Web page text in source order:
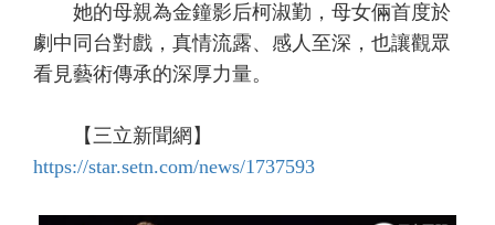
她的母親為金鐘影后柯淑勤，母女倆首度於
劇中同台對戲，真情流露、感人至深，也讓觀眾
看見藝術傳承的深厚力量。
【三立新聞網】
https://star.setn.com/news/1737593